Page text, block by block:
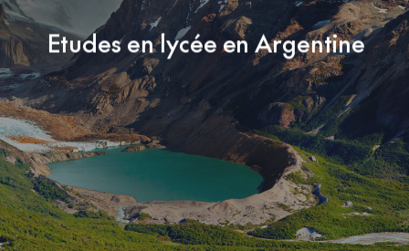
Etudes en lycée en Argentine